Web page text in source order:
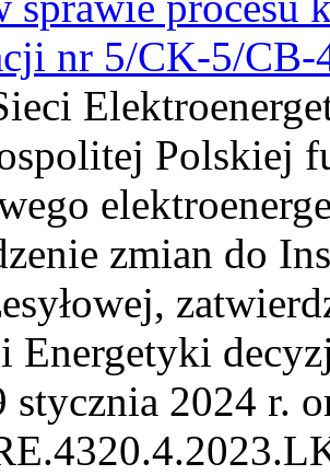
nr 5/CK-5/CB-
Polskiej
zmian do
Energetyki
stycznia 2024 r.